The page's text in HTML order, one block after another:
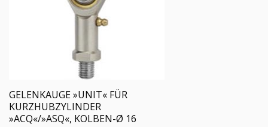
GELENKAUGE »UNIT« FÜR
KURZHUBZYLINDER
»ACQ«/»ASQ«, KOLBEN-Ø 16